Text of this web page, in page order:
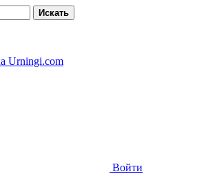
Искать
Urningi.com
Войти